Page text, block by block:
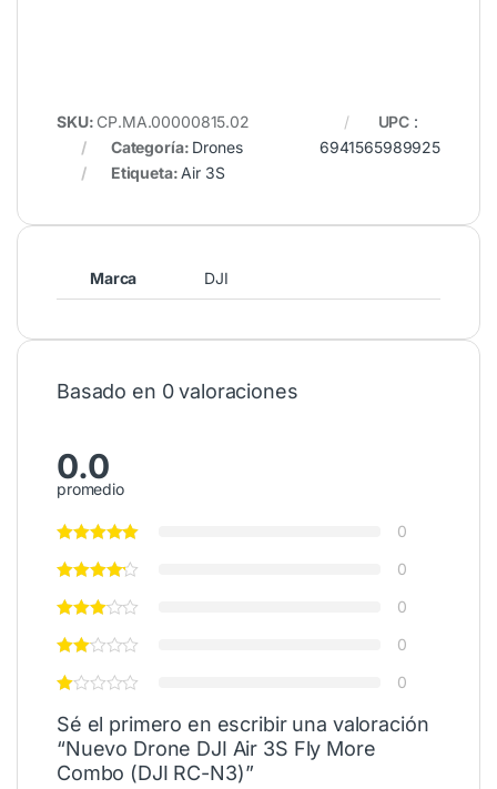
SKU: CP.MA.00000815.02
Categoría: Drones
Etiqueta: Air 3S
UPC :
6941565989925
Marca DJI
Basado en 0 valoraciones
0.0
promedio
0
0
0
0
0
Sé el primero en escribir una valoración
“Nuevo Drone DJI Air 3S Fly More
Combo (DJI RC-N3)”